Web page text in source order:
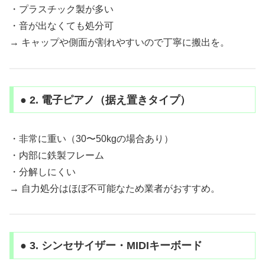
・プラスチック製が多い
・音が出なくても処分可
→ キャップや側面が割れやすいので丁寧に搬出を。
● 2. 電子ピアノ（据え置きタイプ）
・非常に重い（30〜50kgの場合あり）
・内部に鉄製フレーム
・分解しにくい
→ 自力処分はほぼ不可能なため業者がおすすめ。
● 3. シンセサイザー・MIDIキーボード